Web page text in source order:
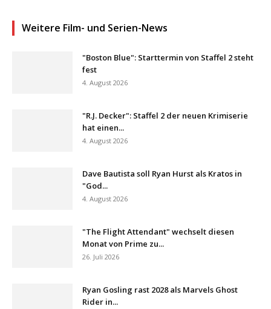
Weitere Film- und Serien-News
"Boston Blue": Starttermin von Staffel 2 steht
fest
4. August 2026
"R.J. Decker": Staffel 2 der neuen Krimiserie
hat einen...
4. August 2026
Dave Bautista soll Ryan Hurst als Kratos in
"God...
4. August 2026
"The Flight Attendant" wechselt diesen
Monat von Prime zu...
26. Juli 2026
Ryan Gosling rast 2028 als Marvels Ghost
Rider in...